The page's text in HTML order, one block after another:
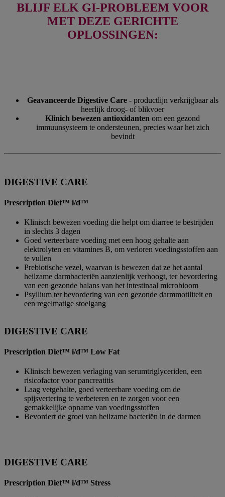
BLIJF ELK GI-PROBLEEM VOOR
MET DEZE GERICHTE
OPLOSSINGEN:
Geavanceerde Digestive Care- productlijn verkrijgbaar als
heerlijk droog- of blikvoer
Klinich bewezen antioxidanten om een gezond
immuunsysteem te ondersteunen, precies waar het zich
bevindt
DIGESTIVE CARE
Prescription Diet™ i/d™
Klinisch bewezen voeding die helpt om diarree te bestrijden
in slechts 3 dagen
Goed verteerbare voeding met een hoog gehalte aan
elektrolyten en vitamines B, om verloren voedingsstoffen aan
te vullen
Prebiotische vezel, waarvan is bewezen dat ze het aantal
heilzame darmbacteriën aanzienlijk verhoogt, ter bevordering
van een gezonde balans van het intestinaal microbioom
Psyllium ter bevordering van een gezonde darmmotiliteit en
een regelmatige stoelgang
DIGESTIVE CARE
Prescription Diet™ i/d™ Low Fat
Klinisch bewezen verlaging van serumtriglyceriden, een
risicofactor voor pancreatitis
Laag vetgehalte, goed verteerbare voeding om de
spijsvertering te verbeteren en te zorgen voor een
gemakkelijke opname van voedingsstoffen
Bevordert de groei van heilzame bacteriën in de darmen
DIGESTIVE CARE
Prescription Diet™ i/d™ Stress